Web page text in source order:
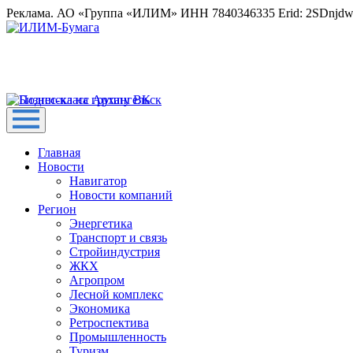
Реклама. АО «Группа «ИЛИМ» ИНН 7840346335 Erid:
Главная
Новости
Навигатор
Новости компаний
Регион
Энергетика
Транспорт и связь
Стройиндустрия
ЖКХ
Агропром
Лесной комплекс
Экономика
Ретроспектива
Промышленность